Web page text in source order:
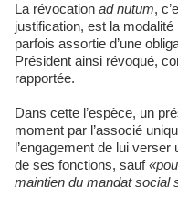
La révocation ad nutum,
justification, est la
parfois assortie d’une
Président ainsi révoqué,
rapportée.
Dans cette l’espèce, un
moment par l’associé
l’engagement de lui
de ses fonctions, sauf
maintien du mandat social